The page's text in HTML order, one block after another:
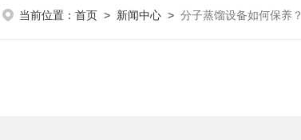
当前位置： 首页 > 新闻中心 > 分子蒸馏设备如何保养？